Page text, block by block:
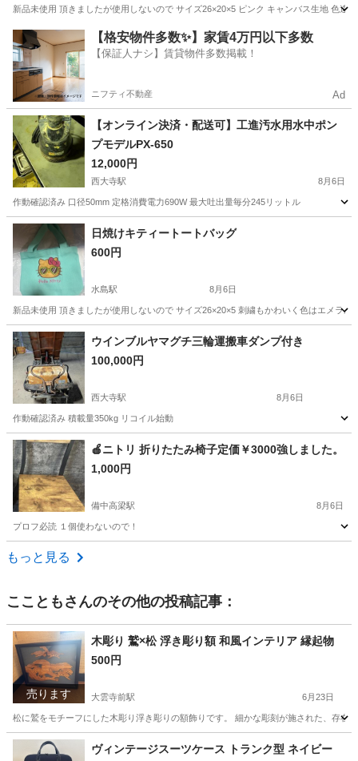
新品未使用 頂きましたが使用しないので サイズ26×20×5 ピンク キャンバス生地 色違
岡山 倉敷市 水島駅 その他 キティ
【格安物件多数✨】家賃4万円以下多数
【保証人ナシ】賃貸物件多数掲載！
ニフティ不動産 Ad
【オンライン決済・配送可】工進汚水用水中ポン
プモデルPX-650
12,000円
西大寺駅 8月6日
作動確認済み 口径50mm 定格消費電力690W 最大吐出量毎分245リットル
岡山 岡山市 西大寺駅 その他
日焼けキティートートバッグ
600円
水島駅 8月6日
新品未使用 頂きましたが使用しないので サイズ26×20×5 刺繍もかわいく色はエメラ
岡山 倉敷市 水島駅 その他
ウインブルヤマグチ三輪運搬車ダンプ付き
100,000円
西大寺駅 8月6日
作動確認済み 積載量350kg リコイル始動
岡山 岡山市 西大寺駅 その他
🍎ニトリ 折りたたみ椅子定価￥3000強しました。
1,000円
備中高梁駅 8月6日
プロフ必読 １個使わないので！
岡山 加賀郡
もっと見る
こことも さんのその他の投稿記事：
売ります
木彫り 鷲×松 浮き彫り額 和風インテリア 縁起物
500円
大雲寺前駅 6月23日
松に鷲をモチーフにした木彫り浮き彫りの額飾りです。 細かな彫刻が施された、存
岡山 岡山市 大雲寺前駅 木彫り
ヴィンテージスーツケース トランク型 ネイビー